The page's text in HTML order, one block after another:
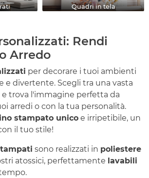
Quadri in tela
Rendi
Arredo
per decorare i tuoi ambienti
e divertente. Scegli tra una vasta
e trova l'immagine perfetta da
arredi o con la tua personalità.
stampato unico e irripetibile, un
il tuo stile!
sono realizzati in poliestere
atossici, perfettamente lavabili